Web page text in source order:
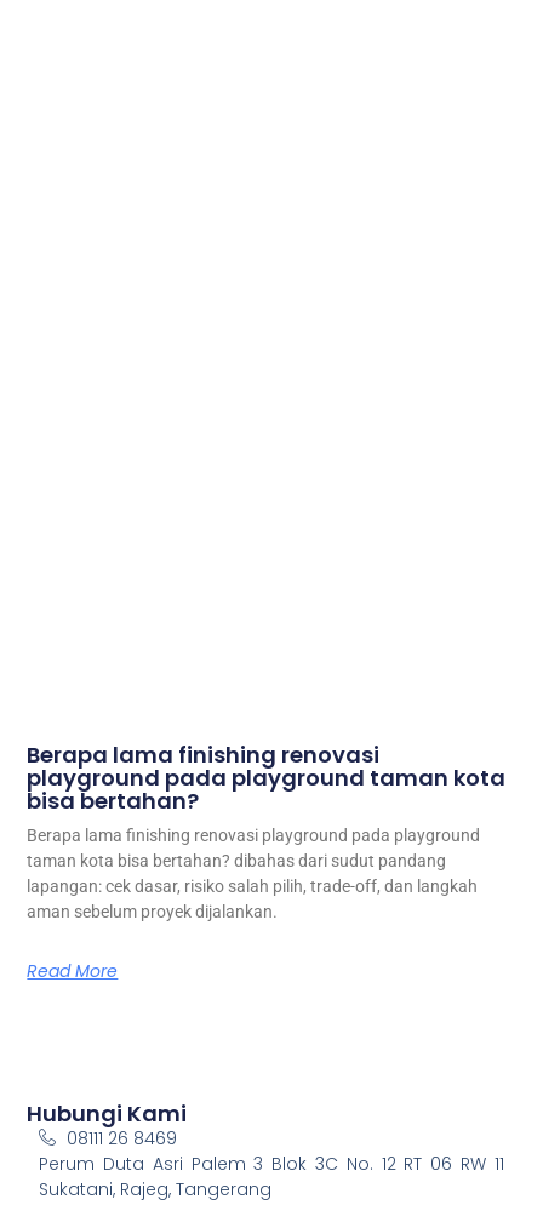
Berapa lama finishing renovasi
playground pada playground taman kota
bisa bertahan?
Berapa lama finishing renovasi playground pada playground
taman kota bisa bertahan? dibahas dari sudut pandang
lapangan: cek dasar, risiko salah pilih, trade-off, dan langkah
aman sebelum proyek dijalankan.
Read More
Hubungi Kami
08111 26 8469
Perum Duta Asri Palem 3 Blok 3C No. 12 RT 06 RW 11
Sukatani, Rajeg, Tangerang